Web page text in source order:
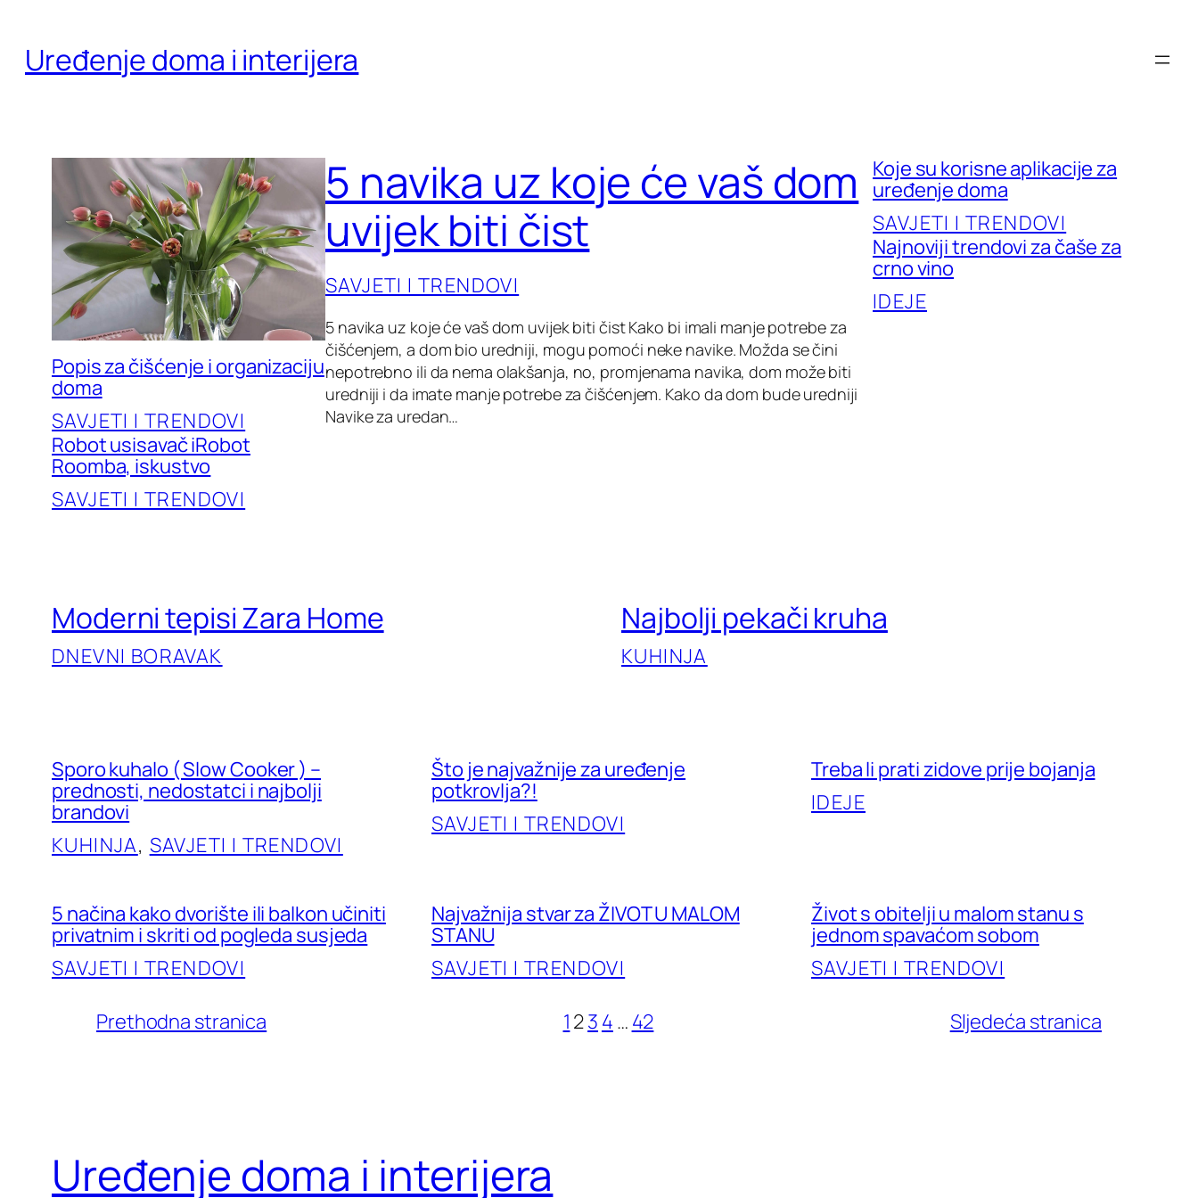
do
sadržaja
Uređenje doma i interijera
Popis za čišćenje i organizaciju
doma
SAVJETI I TRENDOVI
Robot usisavač iRobot
Roomba, iskustvo
SAVJETI I TRENDOVI
5 navika uz koje će vaš dom
uvijek biti čist
SAVJETI I TRENDOVI
5 navika uz koje će vaš dom uvijek biti čist Kako bi imali manje potrebe za
čišćenjem, a dom bio uredniji, mogu pomoći neke navike. Možda se čini
nepotrebno ili da nema olakšanja, no, promjenama navika, dom može biti
uredniji i da imate manje potrebe za čišćenjem. Kako da dom bude uredniji
Navike za uredan…
Koje su korisne aplikacije za
uređenje doma
SAVJETI I TRENDOVI
Najnoviji trendovi za čaše za
crno vino
IDEJE
Moderni tepisi Zara Home
DNEVNI BORAVAK
Najbolji pekači kruha
KUHINJA
Sporo kuhalo ( Slow Cooker ) –
prednosti, nedostatci i najbolji
brandovi
KUHINJA, SAVJETI I TRENDOVI
Što je najvažnije za uređenje
potkrovlja?!
SAVJETI I TRENDOVI
Treba li prati zidove prije bojanja
IDEJE
5 načina kako dvorište ili balkon učiniti
privatnim i skriti od pogleda susjeda
SAVJETI I TRENDOVI
Najvažnija stvar za ŽIVOT U MALOM
STANU
SAVJETI I TRENDOVI
Život s obitelji u malom stanu s
jednom spavaćom sobom
SAVJETI I TRENDOVI
Prethodna stranica
1 23 4 … 42 Sljedeća stranica
Uređenje doma i interijera